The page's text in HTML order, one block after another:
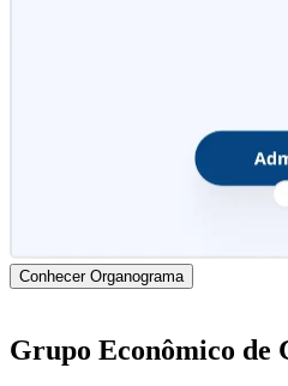
Conhecer Organograma
Grupo Econômico de